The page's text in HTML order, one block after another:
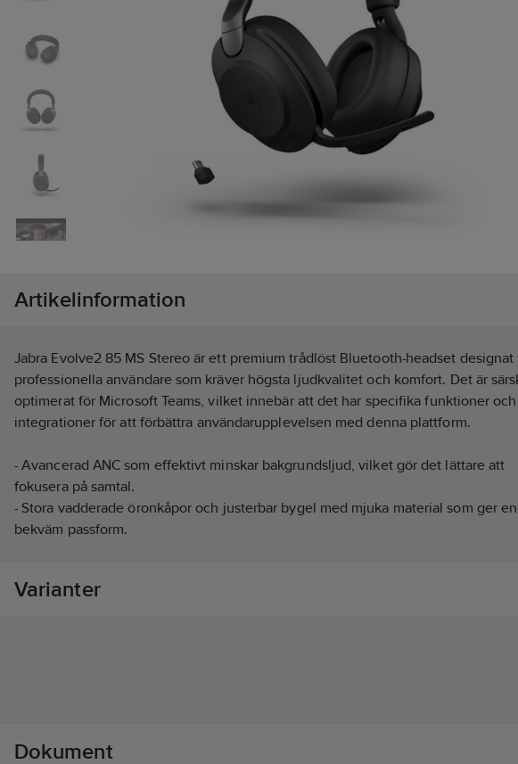
Artikelinformation
Jabra Evolve2 85 MS Stereo är ett premium trådlöst Bluetooth-headset designat
professionella användare som kräver högsta ljudkvalitet och komfort. Det är
optimerat för Microsoft Teams, vilket innebär att det har specifika funktioner och
integrationer för att förbättra användarupplevelsen med denna plattform.
- Avancerad ANC som effektivt minskar bakgrundsljud, vilket gör det lättare att
fokusera på samtal.
- Stora vadderade öronkåpor och justerbar bygel med mjuka material som ger en
bekväm passform.
och musik.
Materialklass
BF0230
Varianter
Dokument